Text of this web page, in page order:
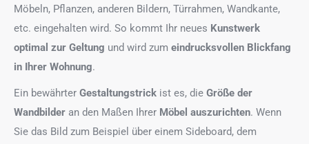
Möbeln, Pflanzen, anderen Bildern, Türrahmen, Wandkante,
etc. eingehalten wird. So kommt Ihr neues Kunstwerk
optimal zur Geltung und wird zum eindrucksvollen Blickfang
in Ihrer Wohnung.
Ein bewährter Gestaltungstrick ist es, die Größe der
Wandbilder an den Maßen Ihrer Möbel auszurichten. Wenn
Sie das Bild zum Beispiel über einem Sideboard, dem